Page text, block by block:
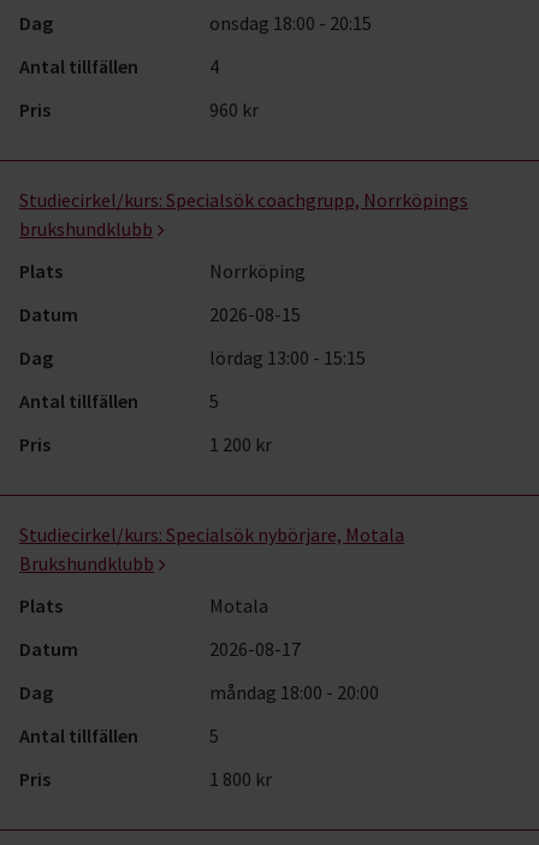
Dag
onsdag 18:00 - 20:15
Antal tillfällen
4
Pris
960 kr
Studiecirkel/kurs: Specialsök coachgrupp, Norrköpings
brukshundklubb
Plats
Norrköping
Datum
2026-08-15
Dag
lördag 13:00 - 15:15
Antal tillfällen
5
Pris
1 200 kr
Studiecirkel/kurs: Specialsök nybörjare, Motala
Brukshundklubb
Plats
Motala
Datum
2026-08-17
Dag
måndag 18:00 - 20:00
Antal tillfällen
5
Pris
1 800 kr